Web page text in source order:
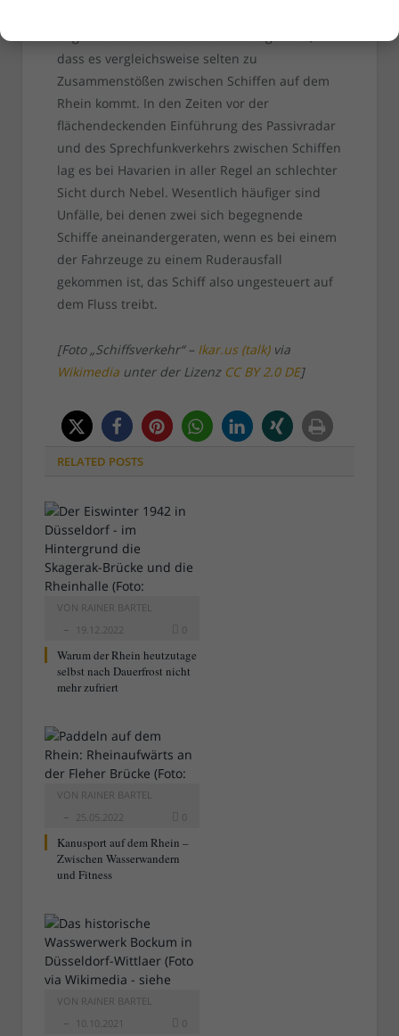
dass es vergleichsweise selten zu
Zusammenstößen zwischen Schiffen auf dem
Rhein kommt. In den Zeiten vor der
flächendeckenden Einführung des Passivradar
und des Sprechfunkverkehrs zwischen Schiffen
lag es bei Havarien in aller Regel an schlechter
Sicht durch Nebel. Wesentlich häufiger sind
Unfälle, bei denen zwei sich begegnende
Schiffe aneinandergeraten, wenn es bei einem
der Fahrzeuge zu einem Ruderausfall
gekommen ist, das Schiff also ungesteuert auf
dem Fluss treibt.
[Foto „Schiffsverkehr“ – Ikar.us (talk)via
Wikimediaunter der Lizenz CC BY 2.0 DE]
RELATED POSTS
VON RAINER BARTEL
19.12.2022
0
Warum der Rhein heutzutage
selbst nach Dauerfrost nicht
mehr zufriert
VON RAINER BARTEL
25.05.2022
0
Kanusport auf dem Rhein –
Zwischen Wasserwandern
und Fitness
VON RAINER BARTEL
10.10.2021
0